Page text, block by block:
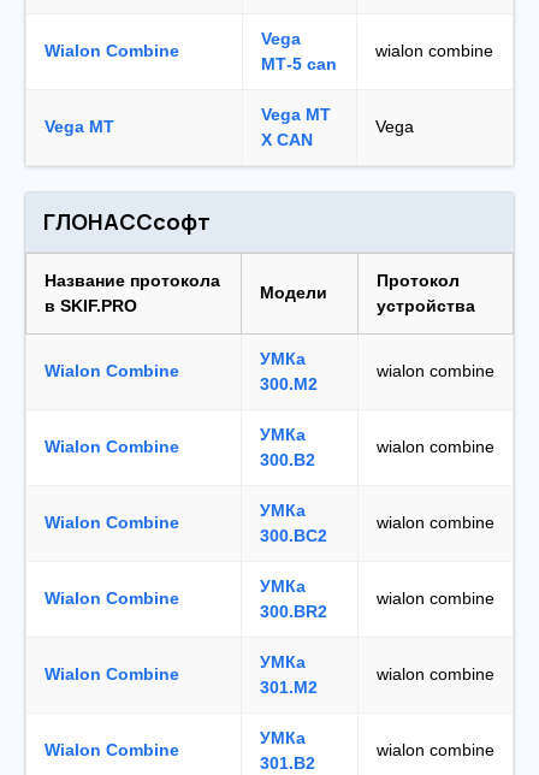
Wialon Combine
Vega
МТ-5 can
wialon combine
Vega MT
Vega MT
X CAN
Vega
ГЛОНАССсофт
Название протокола
в SKIF.PRO
Модели
Протокол
устройства
Wialon Combine
УМКа
300.М2
wialon combine
Wialon Combine
УМКа
300.B2
wialon combine
Wialon Combine
УМКа
300.BC2
wialon combine
Wialon Combine
УМКа
300.BR2
wialon combine
Wialon Combine
УМКа
301.М2
wialon combine
Wialon Combine
УМКа
301.B2
wialon combine